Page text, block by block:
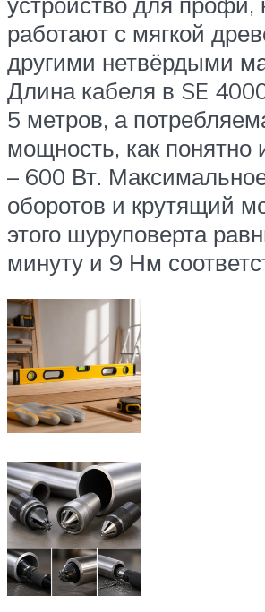
работают с мягкой
другими нетвёрдыми
Длина кабеля в SE
5 метров, а
мощность, как понятно
– 600 Вт.
оборотов и крутящий
этого шуруповерта
минуту и 9 Нм